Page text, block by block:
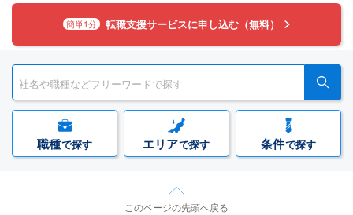
簡単1分 転職支援サービスに申し込む（無料）
職種で探す エリアで探す 条件で探す
このページの先頭へ戻る